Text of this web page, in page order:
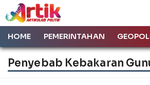
HOME PEMERINTAHAN
Penyebab Kebakaran